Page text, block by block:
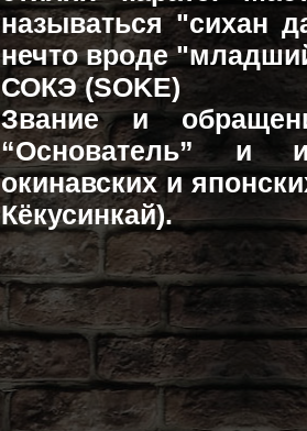
называться "сихан
нечто вроде
СОКЭ (SOKE)
Звание и
“Основатель” и
окинавских и
Кёкусинкай).